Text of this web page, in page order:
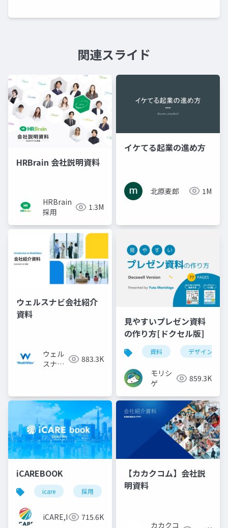
関連スライド
HRBrain 会社説明資料
HRBrain
採用
1.3M
イケてる起業の進め方
北原麦郎 1M
ウェルスナビ会社紹介
資料
ウェル
スナビ
883.3K
見やすいプレゼン資料
の作り方[ドクセル版]
資料 デザイン
モリシ
ゲ
859.3K
iCAREBOOK
icare 採用 カルチャーデック
iCARE,Inc 715.6K
【カカクコム】会社説
明資料
カカクコ